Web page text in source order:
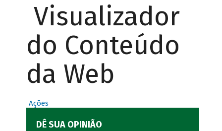
Visualizador
do Conteúdo
da Web
Ações
DÊ SUA OPINIÃO